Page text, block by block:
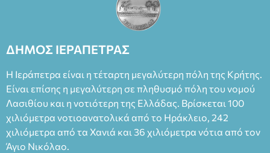
ΔΗΜΟΣ ΙΕΡΑΠΕΤΡΑΣ
Η Ιεράπετρα είναι η τέταρτη μεγαλύτερη πόλη της Κρήτης.
Είναι επίσης η μεγαλύτερη σε πληθυσμό πόλη του νομού
Λασιθίου και η νοτιότερη της Ελλάδας. Βρίσκεται 100
χιλιόμετρα νοτιοανατολικά από το Ηράκλειο, 242
χιλιόμετρα από τα Χανιά και 36 χιλιόμετρα νότια από τον
Άγιο Νικόλαο.